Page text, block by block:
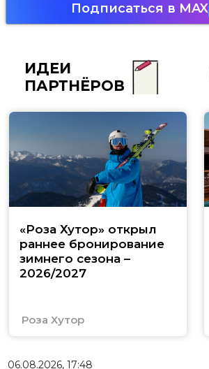
Подписаться в MAX
ИДЕИ
ПАРТНЁРОВ
«Роза Хутор» открыл
раннее бронирование
зимнего сезона –
2026/2027
Роза Хутор
06.08.2026, 17:48